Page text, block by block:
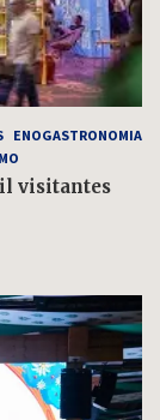
ENOGASTRONOMIA
visitantes